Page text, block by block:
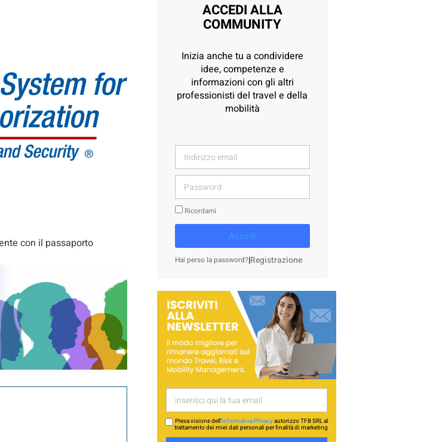
con il passaporto
ACCEDI ALLA
COMMUNITY
Inizia anche tu a condividere
idee, competenze e
informazioni con gli altri
professionisti del travel e della
mobilità
Ricordami
Accedi
Hai perso la password?|Registrazione
Presa visione dell’Informativa Privacyautorizzo TFB SRL al
trattamento dei miei dati personali per finalità di marketing